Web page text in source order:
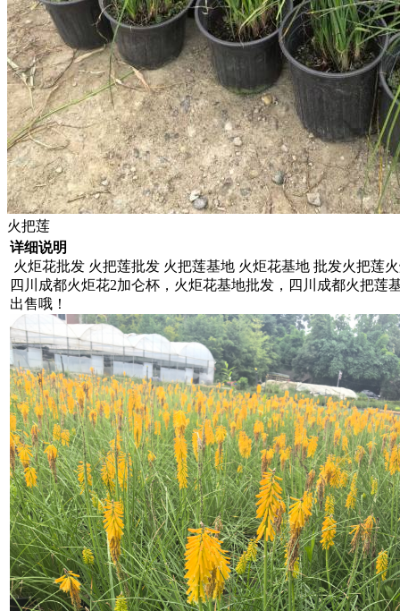
火把莲
详细说明
火炬花批发 火把莲批发 火把莲基地 火炬花基地 批发火把莲
四川成都火炬花2加仑杯，火炬花基地批发，四川成都火把莲
出售哦！